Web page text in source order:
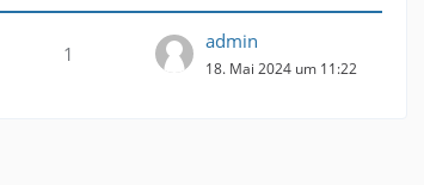
1
admin
18. Mai 2024 um 11:22